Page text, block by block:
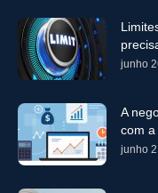
junho
A
com a
junho